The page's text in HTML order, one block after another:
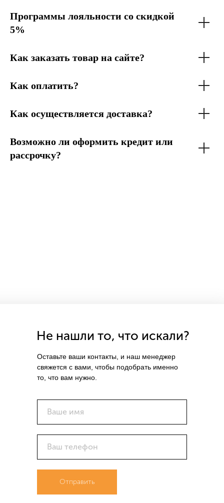
Программы лояльности со скидкой
5%
Как заказать товар на сайте?
Как оплатить?
Как осуществляется доставка?
Возможно ли оформить кредит или
рассрочку?
Ваше имя
Ваш телефон
Отправить
Не нашли то, что искали?
Оставьте ваши контакты, и наш менеджер
свяжется с вами, чтобы подобрать именно
то, что вам нужно.